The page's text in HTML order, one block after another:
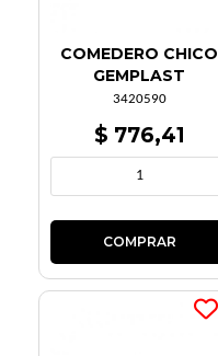
COMEDERO CHICO
GEMPLAST
3420590
$ 776,41